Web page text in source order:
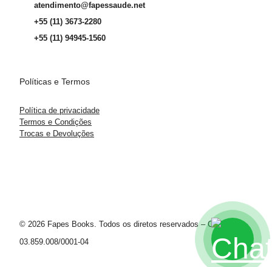
atendimento@fapessaude.net
+55 (11) 3673-2280
+55 (11) 94945-1560
Políticas e Termos
Política de privacidade
Termos e Condições
Trocas e Devoluções
© 2026 Fapes Books. Todos os diretos reservados – CNPJ
03.859.008/0001-04